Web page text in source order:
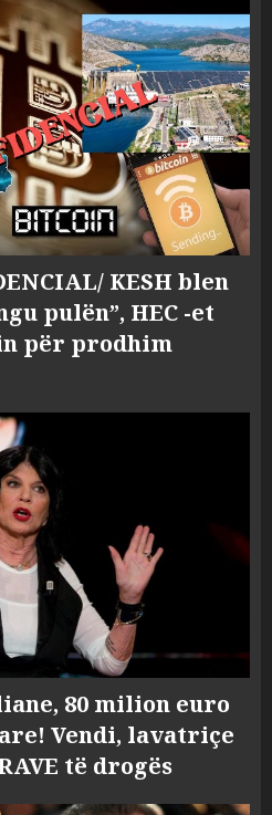
KESH blen
pulën”, HEC -et
për prodhim
80 milion euro
Vendi, lavatriçe
të drogës